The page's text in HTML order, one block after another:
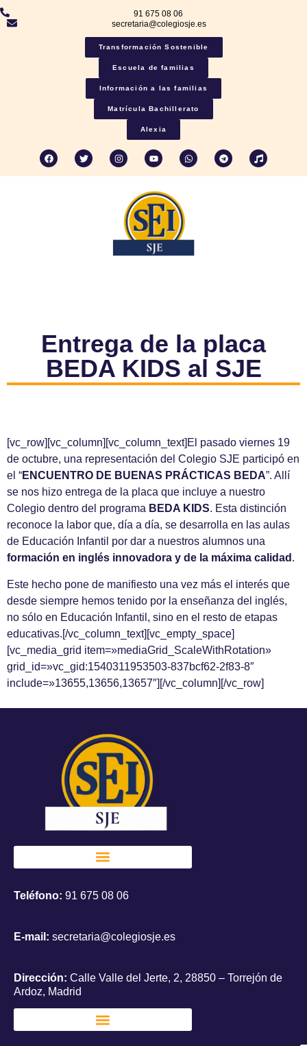
91 675 08 06
secretaria@colegiosje.es
Transformación Sostenible
Escuela de familias
Información a las familias
Matrícula Bachillerato
Alexia
Entrega de la placa
BEDA KIDS al SJE
[vc_row][vc_column][vc_column_text]El pasado viernes 19
de octubre, una representación del Colegio SJE participó en
el “ENCUENTRO DE BUENAS PRÁCTICAS BEDA”. Allí
se nos hizo entrega de la placa que incluye a nuestro
Colegio dentro del programa BEDA KIDS. Esta distinción
reconoce la labor que, día a día, se desarrolla en las aulas
de Educación Infantil por dar a nuestros alumnos una
formación en inglés innovadora y de la máxima calidad .
Este hecho pone de manifiesto una vez más el interés que
desde siempre hemos tenido por la enseñanza del inglés,
no sólo en Educación Infantil, sino en el resto de etapas
educativas.[/vc_column_text][vc_empty_space]
[vc_media_grid item=»mediaGrid_ScaleWithRotation»
grid_id=»vc_gid:1540311953503-837bcf62-2f83-8″
include=»13655,13656,13657″][/vc_column][/vc_row]
Teléfono: 91 675 08 06
E-mail: secretaria@colegiosje.es
Dirección: Calle Valle del Jerte, 2, 28850 – Torrejón de
Ardoz, Madrid